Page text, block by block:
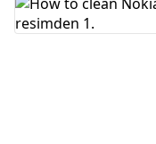
Yorum Ekle